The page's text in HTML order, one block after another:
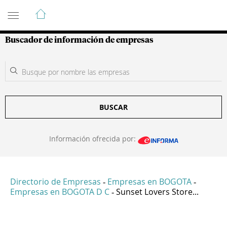
Guía de Empresas Colombianas
Buscador de información de empresas
BUSCAR
Información ofrecida por:
Directorio de Empresas - Empresas en BOGOTA -
Empresas en BOGOTA D C - Sunset Lovers Store...